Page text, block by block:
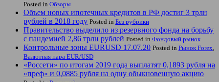
Posted in Обзоры
Объем новых ипотечных кредитов в РФ достиг 3 трлн
рублей в 2018 году Posted in Без рубрики
Правительство выделило из резервного фонда на борьбу
с пандемией 2,86 трлн рублей Posted in Фондовый рынок
Контрольные зоны EURUSD 17.07.20 Posted in Рынок Forex,
Валютная пара EUR/USD
«Россети» по итогам 2019 года выплатят 0,1893 рубля на
«преф» и 0,0885 рубля на одну обыкновенную акцию